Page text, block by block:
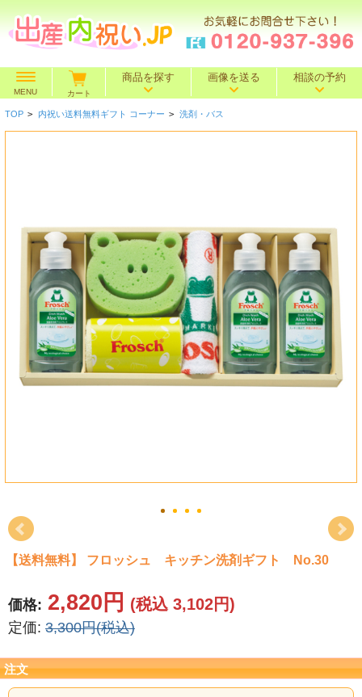
MENU カート
商品を探す
価格で探す ～500円 ～1,000円
名入れギフト
カタログギフト
送料込み
タオル
画像を送る 相談の予約
TOP > 内祝い送料無料ギフト コーナー > 洗剤・バス
【送料無料】 フロッシュ キッチン洗剤ギフト No.30
価格: 2,820円 (税込 3,102円)
定価: 3,300円(税込)
注文